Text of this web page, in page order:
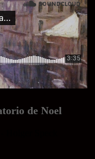
de Noel
Holger Speck